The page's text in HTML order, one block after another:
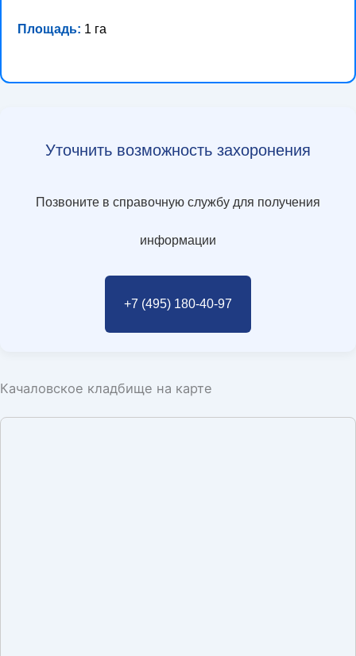
Площадь: 1 га
Уточнить возможность захоронения
Позвоните в справочную службу для получения
информации
+7 (495) 180-40-97
Качаловское кладбище на карте